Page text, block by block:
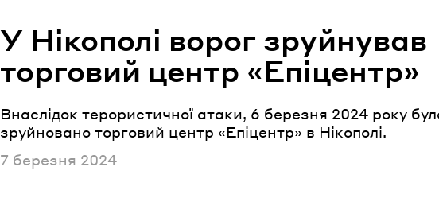
У Нікополі ворог зруйнував
торговий центр «Епіцентр»
Внаслідок терористичної атаки, 6 березня 2024 року
зруйновано торговий центр «Епіцентр» в Нікополі.
Опубліковано
7 березня 2024